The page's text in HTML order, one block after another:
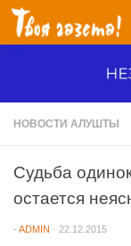
Перейти к
НОВОСТИ АЛУШТЫ
Судьба
остается
- ADMIN · 22.12.2015